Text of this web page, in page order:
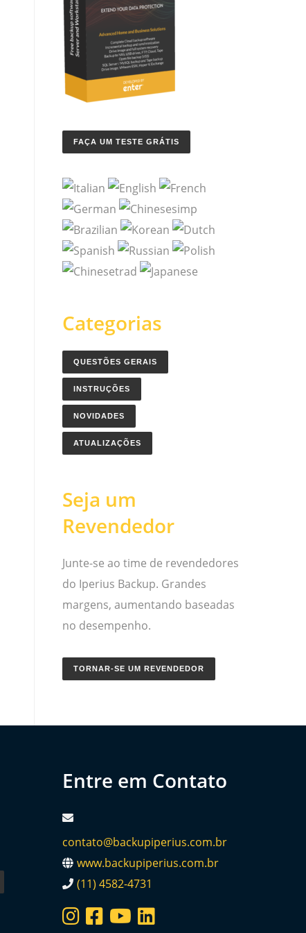
FAÇA UM TESTE GRÁTIS
Categorias
QUESTÕES GERAIS
INSTRUÇÕES
NOVIDADES
ATUALIZAÇÕES
Seja um
Revendedor
Junte-se ao time de revendedores
do Iperius Backup. Grandes
margens, aumentando baseadas
no desempenho.
TORNAR-SE UM REVENDEDOR
Entre em Contato
contato@backupiperius.com.br
www.backupiperius.com.br
(11) 4582-4731